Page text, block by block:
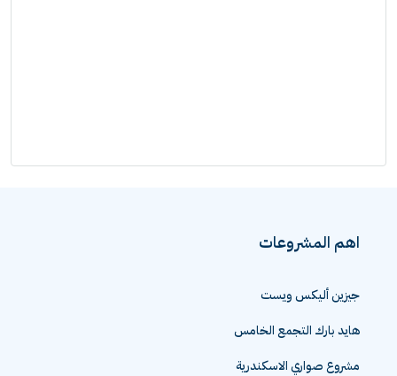
اهم المشروعات
جيزين أليكس ويست
هايد بارك التجمع الخامس
مشروع صواري الاسكندرية